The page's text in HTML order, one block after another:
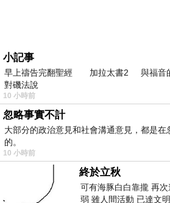
小記事
早上禱告完翻聖經 加拉太書2 與福音
對磯法說
10 小時前
忽略事實不計
大部分的政治意見和社會溝通意見，都是
的。
10 小時前
終於立秋
可有海豚白白靠攏 再
弱 雖人間活動 已達文